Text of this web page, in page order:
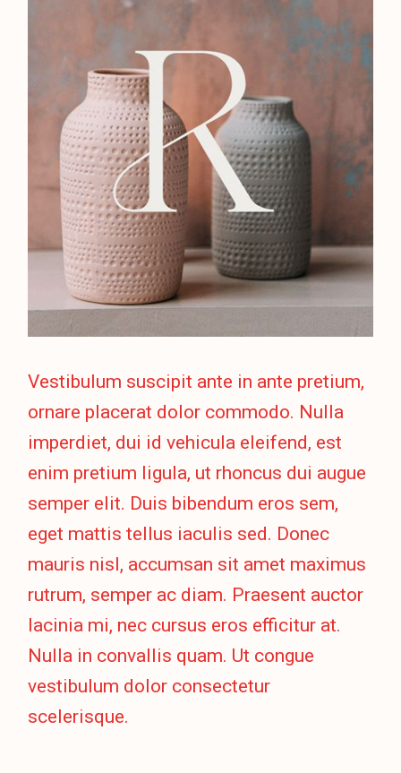
Vestibulum suscipit ante in ante pretium,
ornare placerat dolor commodo. Nulla
imperdiet, dui id vehicula eleifend, est
enim pretium ligula, ut rhoncus dui augue
semper elit. Duis bibendum eros sem,
eget mattis tellus iaculis sed. Donec
mauris nisl, accumsan sit amet maximus
rutrum, semper ac diam. Praesent auctor
lacinia mi, nec cursus eros efficitur at.
Nulla in convallis quam. Ut congue
vestibulum dolor consectetur
scelerisque.